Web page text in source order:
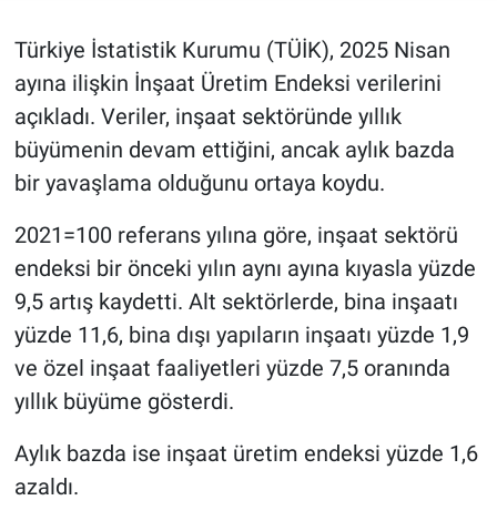
Türkiye İstatistik Kurumu (TÜİK), 2025 Nisan
ayına ilişkin İnşaat Üretim Endeksi verilerini
açıkladı. Veriler, inşaat sektöründe yıllık
büyümenin devam ettiğini, ancak aylık bazda
bir yavaşlama olduğunu ortaya koydu.
2021=100 referans yılına göre, inşaat sektörü
endeksi bir önceki yılın aynı ayına kıyasla yüzde
9,5 artış kaydetti. Alt sektörlerde, bina inşaatı
yüzde 11,6, bina dışı yapıların inşaatı yüzde 1,9
ve özel inşaat faaliyetleri yüzde 7,5 oranında
yıllık büyüme gösterdi.
Aylık bazda ise inşaat üretim endeksi yüzde 1,6
azaldı.
İlçeler
MAGAZİN
Bilim, Teknoloji
ÇEVRE
HABERDE İNSAN
EĞİTİM
BİLİM VE TEKNOLOJİ
Güvenlik